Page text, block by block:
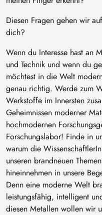
Diesen Fragen gehen wir
dich?
Wenn du Interesse hast an
und Technik und wenn du
möchtest in die Welt
genau richtig. Werde zum
Werkstoffe im Innersten
Geheimnissen moderner
hochmodernen
Forschungslabor! Finde in
warum die
unseren brandneuen
hineinnehmen in unsere
Denn eine moderne Welt
leistungsfähig, intelligent
diesen Metallen wollen wir